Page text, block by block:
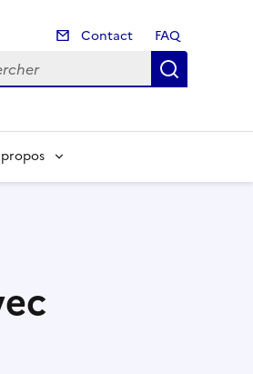
Contact
Contact FAQ